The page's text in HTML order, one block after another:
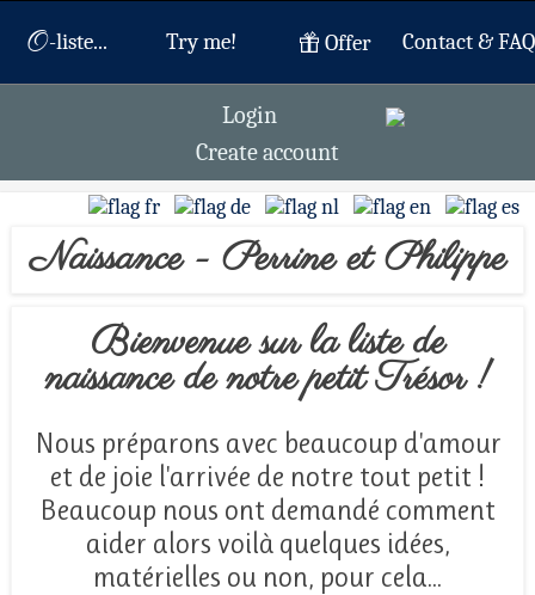
O-liste... Try me! Offer Contact & FAQ
Login
Create account
Naissance - Perrine et Philippe
Bienvenue sur la liste de
naissance de notre petit Trésor !
Nous préparons avec beaucoup d'amour
et de joie l'arrivée de notre tout petit !
Beaucoup nous ont demandé comment
aider alors voilà quelques idées,
matérielles ou non, pour cela...